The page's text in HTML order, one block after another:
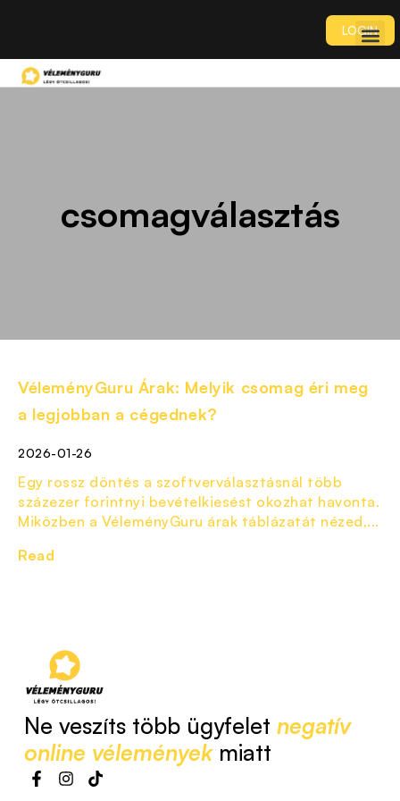
LOGIN
csomagválasztás
VéleményGuru Árak: Melyik csomag éri meg
a legjobban a cégednek?
2026-01-26
Egy rossz döntés a szoftverválasztásnál több
százezer forintnyi bevételkiesést okozhat havonta.
Miközben a VéleményGuru árak táblázatát nézed,...
Read
Ne veszíts több ügyfelet negatív
online véleményekmiatt